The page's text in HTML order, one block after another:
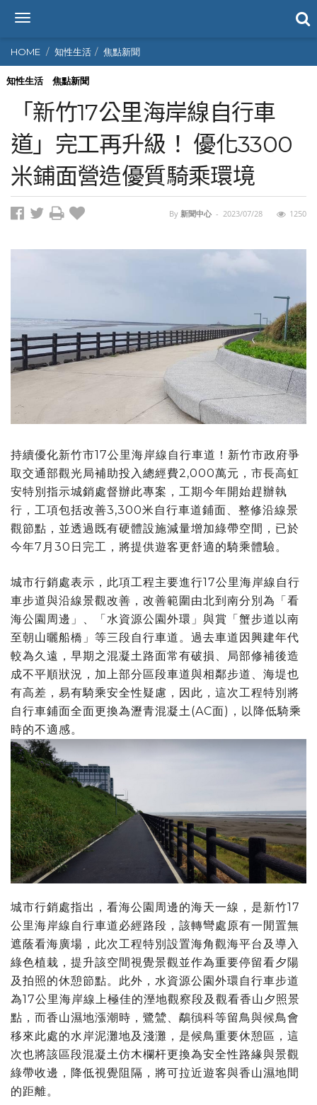
T
g
g
l
v
i
g
a
t
HOME 知性生活 焦點新聞
知性生活 焦點新聞
「新竹17公里海岸線自行車
道」完工再升級！ 優化3300
米鋪面營造優質騎乘環境
By 新聞中心 - 2023/07/28 1250
持續優化新竹市17公里海岸線自行車道！新竹市政府爭
取交通部觀光局補助投入總經費2,000萬元，市長高虹
安特別指示城銷處督辦此專案，工期今年開始趕辦執
行，工項包括改善3,300米自行車道鋪面、整修沿線景
觀節點，並透過既有硬體設施減量增加綠帶空間，已於
今年7月30日完工，將提供遊客更舒適的騎乘體驗。
城市行銷處表示，此項工程主要進行17公里海岸線自行
車步道與沿線景觀改善，改善範圍由北到南分別為「看
海公園周邊」、「水資源公園外環」與賞「蟹步道以南
至朝山曬船橋」等三段自行車道。過去車道因興建年代
較為久遠，早期之混凝土路面常有破損、局部修補後造
成不平順狀況，加上部分區段車道與相鄰步道、海堤也
有高差，易有騎乘安全性疑慮，因此，這次工程特別將
自行車鋪面全面更換為瀝青混凝土(AC面)，以降低騎乘
時的不適感。
城市行銷處指出，看海公園周邊的海天一線，是新竹17
公里海岸線自行車道必經路段，該轉彎處原有一閒置無
遮蔭看海廣場，此次工程特別設置海角觀海平台及導入
綠色植栽，提升該空間視覺景觀並作為重要停留看夕陽
及拍照的休憩節點。此外，水資源公園外環自行車步道
為17公里海岸線上極佳的溼地觀察段及觀看香山夕照景
點，而香山濕地漲潮時，鷺鷥、鷸鴴科等留鳥與候鳥會
移來此處的水岸泥灘地及淺灘，是候鳥重要休憩區，這
次也將該區段混凝土仿木欄杆更換為安全性路緣與景觀
綠帶收邊，降低視覺阻隔，將可拉近遊客與香山濕地間
的距離。